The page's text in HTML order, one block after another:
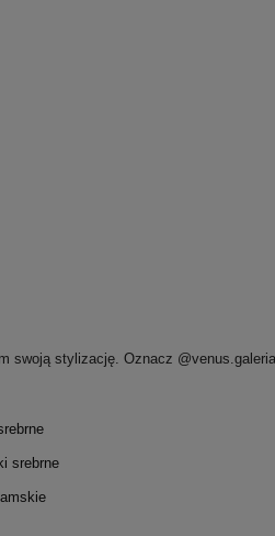
swoją stylizację. Oznacz
srebrne